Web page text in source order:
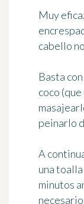
Muy
cabello
Basta
coco
peinarlo
A
una
minutos